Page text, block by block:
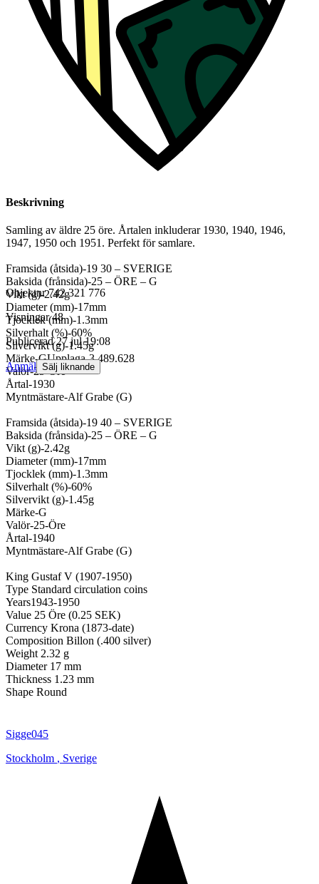
Beskrivning
Samling av äldre 25 öre. Årtalen inkluderar 1930, 1940, 1946,
1947, 1950 och 1951. Perfekt för samlare.
Framsida (åtsida)-19 30 – SVERIGE
Baksida (frånsida)-25 – ÖRE – G
Vikt (g)-2.42g
Diameter (mm)-17mm
Tjocklek (mm)-1.3mm
Silverhalt (%)-60%
Silvervikt (g)-1.45g
Märke-GUpplaga-3.489.628
Valör-25-Öre
Årtal-1930
Myntmästare-Alf Grabe (G)
Framsida (åtsida)-19 40 – SVERIGE
Baksida (frånsida)-25 – ÖRE – G
Vikt (g)-2.42g
Diameter (mm)-17mm
Tjocklek (mm)-1.3mm
Silverhalt (%)-60%
Silvervikt (g)-1.45g
Märke-G
Valör-25-Öre
Årtal-1940
Myntmästare-Alf Grabe (G)
King Gustaf V (1907-1950)
Type Standard circulation coins
Years1943-1950
Value 25 Öre (0.25 SEK)
Currency Krona (1873-date)
Composition Billon (.400 silver)
Weight 2.32 g
Diameter 17 mm
Thickness 1.23 mm
Shape Round
Objektnr 742 321 776
Visningar 48
Publicerad 27 jul 19:08
Anmäl Sälj liknande
Sigge045
Stockholm , Sverige